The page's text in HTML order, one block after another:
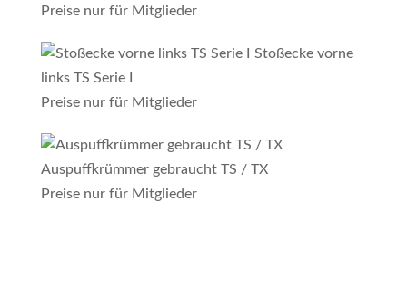
Preise nur für Mitglieder
Stoßecke vorne
links TS Serie I
Preise nur für Mitglieder
Auspuffkrümmer gebraucht TS / TX
Preise nur für Mitglieder